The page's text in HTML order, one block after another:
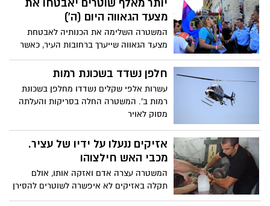
42, אשר עשה זאת לטענתו לאחר שקיבל
מהרב "עצות לא טובות". שיבושי תנועה
כבדים בעיר
יותר מאלף שוטרים יאבטחו את
מצעד הגאווה היום (ה')
המשטרה השלימה את הכנותיה לאבטחת
מצעד הגאווה שייערך ברחובות העיר, כאשר
יותר מאלף שוטרים, לוחמי מג"ב ומתנדבים
נוספים - יהיו אחראים על שלומם של
חלפן נשדד בשכונת רמות
עשרות אלפי שקלים נשדדו מחלפן בשכונת
רמות ב'. המשטרה החלה בסריקות והעלתה
מסוק לאויר
אזיקים ננעלו על ידיו של עציר.
מכבי האש חילצוהו
המשטרה עצרה אדם ואזקה אותו, אולם
תקלה באזיקים לא איפשרה לשוטרים להסירן
מידיו. הוא הובל בניידת לתחנת הכיבוי שם